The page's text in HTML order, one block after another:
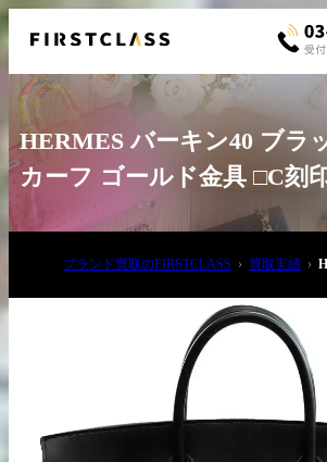
03-6908-5890
HERMES バーキン40 ブラ
カーフ ゴールド金具 □C刻
ブランド買取のFIRSTCLASS 買取実績